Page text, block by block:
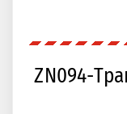
ZN094-